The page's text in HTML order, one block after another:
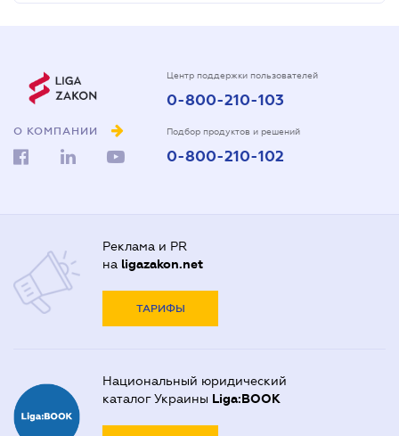
О КОМПАНИИ
Центр поддержки пользователей
0-800-210-103
Подбор продуктов и решений
0-800-210-102
Реклама и PR
на ligazakon.net
ТАРИФЫ
Национальный юридический
каталог Украины Liga:BOOK